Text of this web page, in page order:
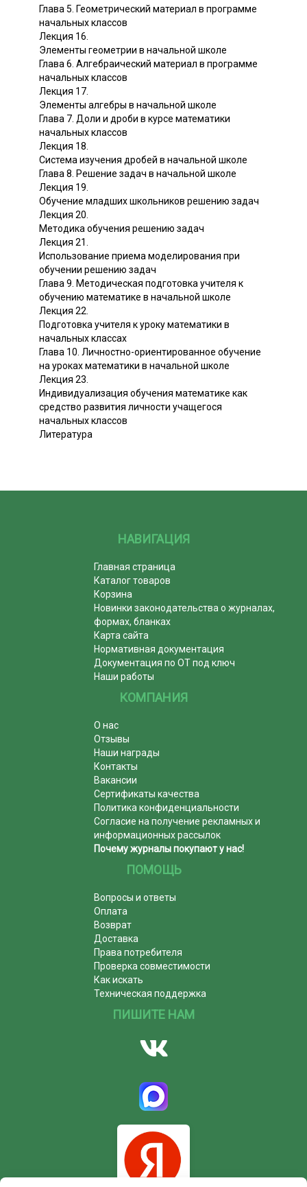
Глава 5. Геометрический материал в программе
начальных классов
Лекция 16.
Элементы геометрии в начальной школе
Глава 6. Алгебраический материал в программе
начальных классов
Лекция 17.
Элементы алгебры в начальной школе
Глава 7. Доли и дроби в курсе математики
начальных классов
Лекция 18.
Система изучения дробей в начальной школе
Глава 8. Решение задач в начальной школе
Лекция 19.
Обучение младших школьников решению задач
Лекция 20.
Методика обучения решению задач
Лекция 21.
Использование приема моделирования при
обучении решению задач
Глава 9. Методическая подготовка учителя к
обучению математике в начальной школе
Лекция 22.
Подготовка учителя к уроку математики в
начальных классах
Глава 10. Личностно-ориентированное обучение
на уроках математики в начальной школе
Лекция 23.
Индивидуализация обучения математике как
средство развития личности учащегося
начальных классов
Литература
НАВИГАЦИЯ
Главная страница
Каталог товаров
Корзина
Новинки законодательства о журналах,
формах, бланках
Карта сайта
Нормативная документация
Документация по ОТ под ключ
Наши работы
КОМПАНИЯ
О нас
Отзывы
Наши награды
Контакты
Вакансии
Сертификаты качества
Политика конфиденциальности
Согласие на получение рекламных и
информационных рассылок
Почему журналы покупают у нас!
ПОМОЩЬ
Вопросы и ответы
Оплата
Возврат
Доставка
Права потребителя
Проверка совместимости
Как искать
Техническая поддержка
ПИШИТЕ НАМ